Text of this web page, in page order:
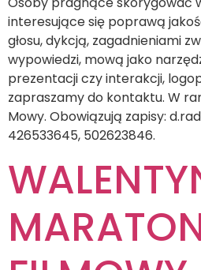
interesujące się poprawą
głosu, dykcją, zagadnieniami
wypowiedzi, mową jako
prezentacji czy interakcji,
zapraszamy do kontaktu. W
Mowy. Obowiązują zapisy:
426533645, 502623846.